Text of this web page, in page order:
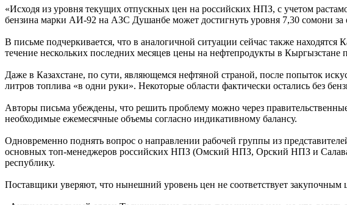
«Исходя из уровня текущих отпускных цен на российских НПЗ, с учетом
бензина марки АИ-92 на АЗС Душанбе может достигнуть уровня 7,30 сомони за
В письме подчеркивается, что в аналогичной ситуации сейчас также
течение нескольких последних месяцев цены на нефтепродукты в
Даже в Казахстане, по сути, являющемся нефтяной страной, после попыток
литров топлива «в одни руки». Некоторые области фактически остались без
Авторы письма убеждены, что решить проблему можно через
необходимые ежемесячные объемы согласно индикативному балансу.
Одновременно поднять вопрос о направлении рабочей группы из
основных топ-менеджеров российских НПЗ (Омский НПЗ, Орский НПЗ и
республику.
Поставщики уверяют, что нынешний уровень цен не соответствует закупочным